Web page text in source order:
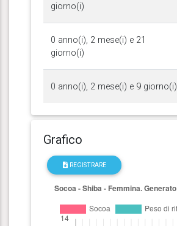
giorno(i)
0 anno(i), 2 mese(i) e 21
giorno(i)
0 anno(i), 2 mese(i) e 9 giorno(i)
Grafico
REGISTRARE